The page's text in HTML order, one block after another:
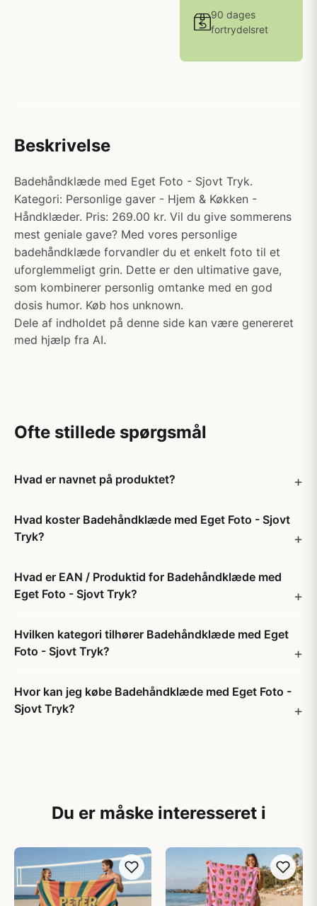
90 dages
fortrydelsret
Beskrivelse
Badehåndklæde med Eget Foto - Sjovt Tryk.
Kategori: Personlige gaver - Hjem & Køkken -
Håndklæder. Pris: 269.00 kr. Vil du give sommerens
mest geniale gave? Med vores personlige
badehåndklæde forvandler du et enkelt foto til et
uforglemmeligt grin. Dette er den ultimative gave,
som kombinerer personlig omtanke med en god
dosis humor. Køb hos unknown.
Dele af indholdet på denne side kan være genereret
med hjælp fra AI.
Ofte stillede spørgsmål
Hvad er navnet på produktet?
Hvad koster Badehåndklæde med Eget Foto - Sjovt
Tryk?
Hvad er EAN / Produktid for Badehåndklæde med
Eget Foto - Sjovt Tryk?
Hvilken kategori tilhører Badehåndklæde med Eget
Foto - Sjovt Tryk?
Hvor kan jeg købe Badehåndklæde med Eget Foto -
Sjovt Tryk?
Du er måske interesseret i